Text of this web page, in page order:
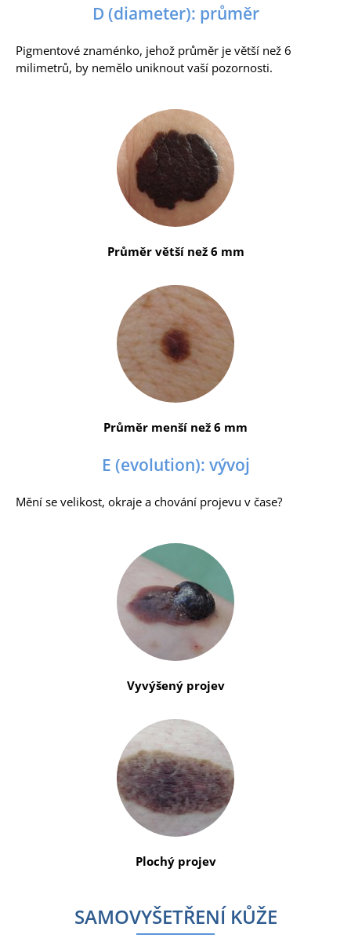
D (diameter): průměr
Pigmentové znaménko, jehož průměr je větší než 6
milimetrů, by nemělo uniknout vaší pozornosti.
Průměr větší než 6 mm
Průměr menší než 6 mm
E (evolution): vývoj
Mění se velikost, okraje a chování projevu v čase?
Vyvýšený projev
Plochý projev
SAMOVYŠETŘENÍ KŮŽE